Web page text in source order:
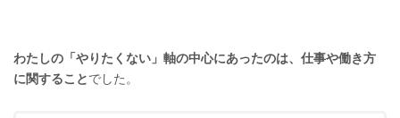
わたしの「やりたくない」軸の中心にあったのは、仕事や働き方
に関することでした。